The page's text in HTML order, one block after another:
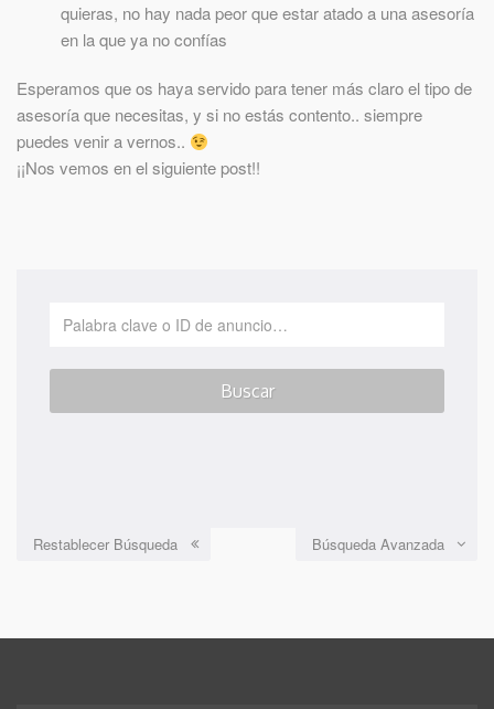
quieras, no hay nada peor que estar atado a una asesoría
en la que ya no confías
Esperamos que os haya servido para tener más claro el tipo de
asesoría que necesitas, y si no estás contento.. siempre
puedes venir a vernos..
¡¡Nos vemos en el siguiente post!!
Búsqueda Avanzada
Restablecer Búsqueda